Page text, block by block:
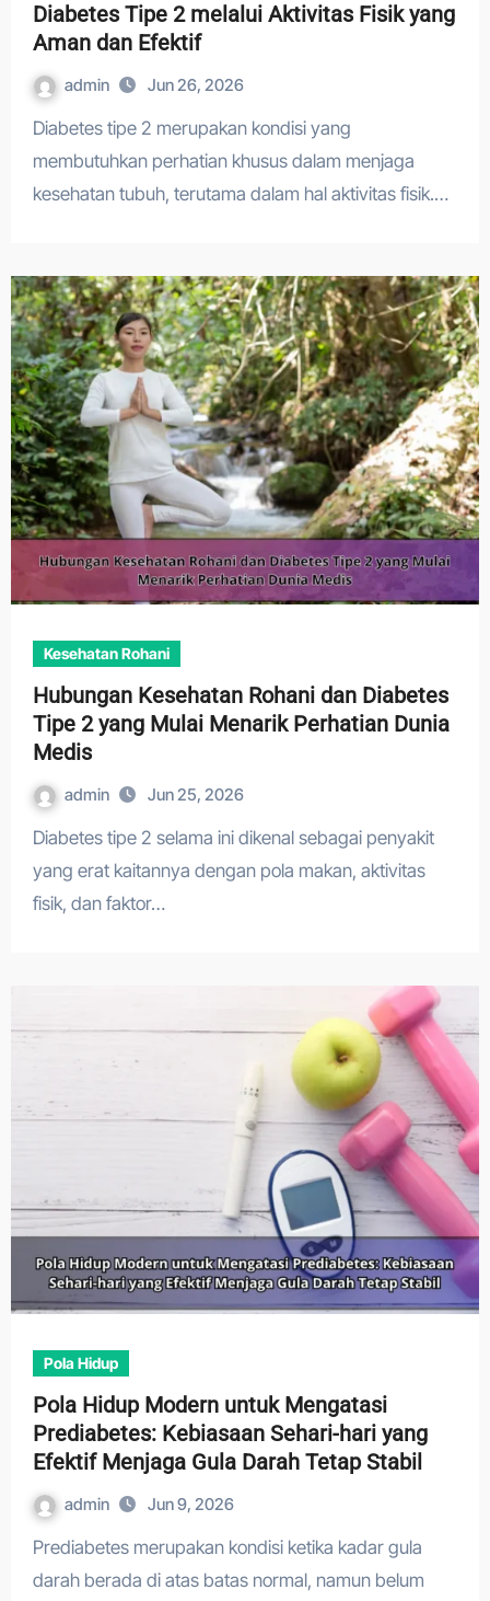
Diabetes Tipe 2 melalui Aktivitas Fisik yang
Aman dan Efektif
admin Jun 26, 2026
Diabetes tipe 2 merupakan kondisi yang
membutuhkan perhatian khusus dalam menjaga
kesehatan tubuh, terutama dalam hal aktivitas fisik.…
Kesehatan Rohani
Hubungan Kesehatan Rohani dan Diabetes
Tipe 2 yang Mulai Menarik Perhatian Dunia
Medis
admin Jun 25, 2026
Diabetes tipe 2 selama ini dikenal sebagai penyakit
yang erat kaitannya dengan pola makan, aktivitas
fisik, dan faktor…
Pola Hidup
Pola Hidup Modern untuk Mengatasi
Prediabetes: Kebiasaan Sehari-hari yang
Efektif Menjaga Gula Darah Tetap Stabil
admin Jun 9, 2026
Prediabetes merupakan kondisi ketika kadar gula
darah berada di atas batas normal, namun belum